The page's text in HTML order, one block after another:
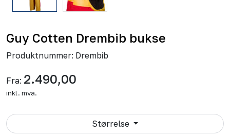
Guy Cotten Drembib bukse
Produktnummer: Drembib
Fra: 2.490,00
inkl. mva.
Størrelse